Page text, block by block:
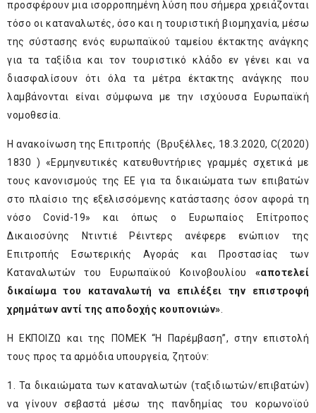
προσφέρουν μια ισορροπημένη λύση που σήμερα χρειάζονται
τόσο οι καταναλωτές, όσο και η τουριστική βιομηχανία, μέσω
της σύστασης ενός ευρωπαϊκού ταμείου έκτακτης ανάγκης
για τα ταξίδια και τον τουριστικό κλάδο εν γένει και να
διασφαλίσουν ότι όλα τα μέτρα έκτακτης ανάγκης που
λαμβάνονται είναι σύμφωνα με την ισχύουσα Ευρωπαϊκή
νομοθεσία.
Η ανακοίνωση της Επιτροπής (Βρυξέλλες, 18.3.2020, C(2020)
1830 ) «Ερμηνευτικές κατευθυντήριες γραμμές σχετικά με
τους κανονισμούς της ΕΕ για τα δικαιώματα των επιβατών
στο πλαίσιο της εξελισσόμενης κατάστασης όσον αφορά τη
νόσο Covid-19» και όπως ο Ευρωπαίος Επίτροπος
Δικαιοσύνης Ντιντιέ Ρέιντερς ανέφερε ενώπιον της
Επιτροπής Εσωτερικής Αγοράς και Προστασίας των
Καταναλωτών του Ευρωπαϊκού Κοινοβουλίου «αποτελεί
δικαίωμα του καταναλωτή να επιλέξει την επιστροφή
χρημάτων αντί της αποδοχής κουπονιών».
Η ΕΚΠΟΙΖΩ και της ΠΟΜΕΚ “Η Παρέμβαση”, στην επιστολή
τους προς τα αρμόδια υπουργεία, ζητούν:
1. Τα δικαιώματα των καταναλωτών (ταξιδιωτών/επιβατών)
να γίνουν σεβαστά μέσω της πανδημίας του κορωνοϊού